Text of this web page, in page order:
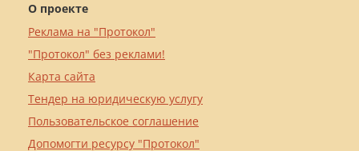
О проекте
Реклама на "Протокол"
"Протокол" без реклами!
Карта сайта
Тендер на юридическую услугу
Пользовательское соглашение
Допомогти ресурсу "Протокол"